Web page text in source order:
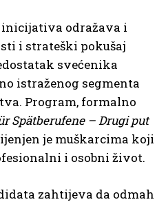
inicijativa odražava i
i strateški pokušaj
svećenika
istraženog segmenta
Program, formalno
Spätberufene – Drugi put
je muškarcima koji
i osobni život.
zahtijeva da odmah